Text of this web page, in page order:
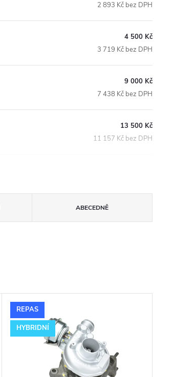
2 893 Kč bez DPH
4 500 Kč
3 719 Kč bez DPH
9 000 Kč
7 438 Kč bez DPH
13 500 Kč
11 157 Kč bez DPH
ABECEDNĚ
REPAS
HYBRIDNÍ